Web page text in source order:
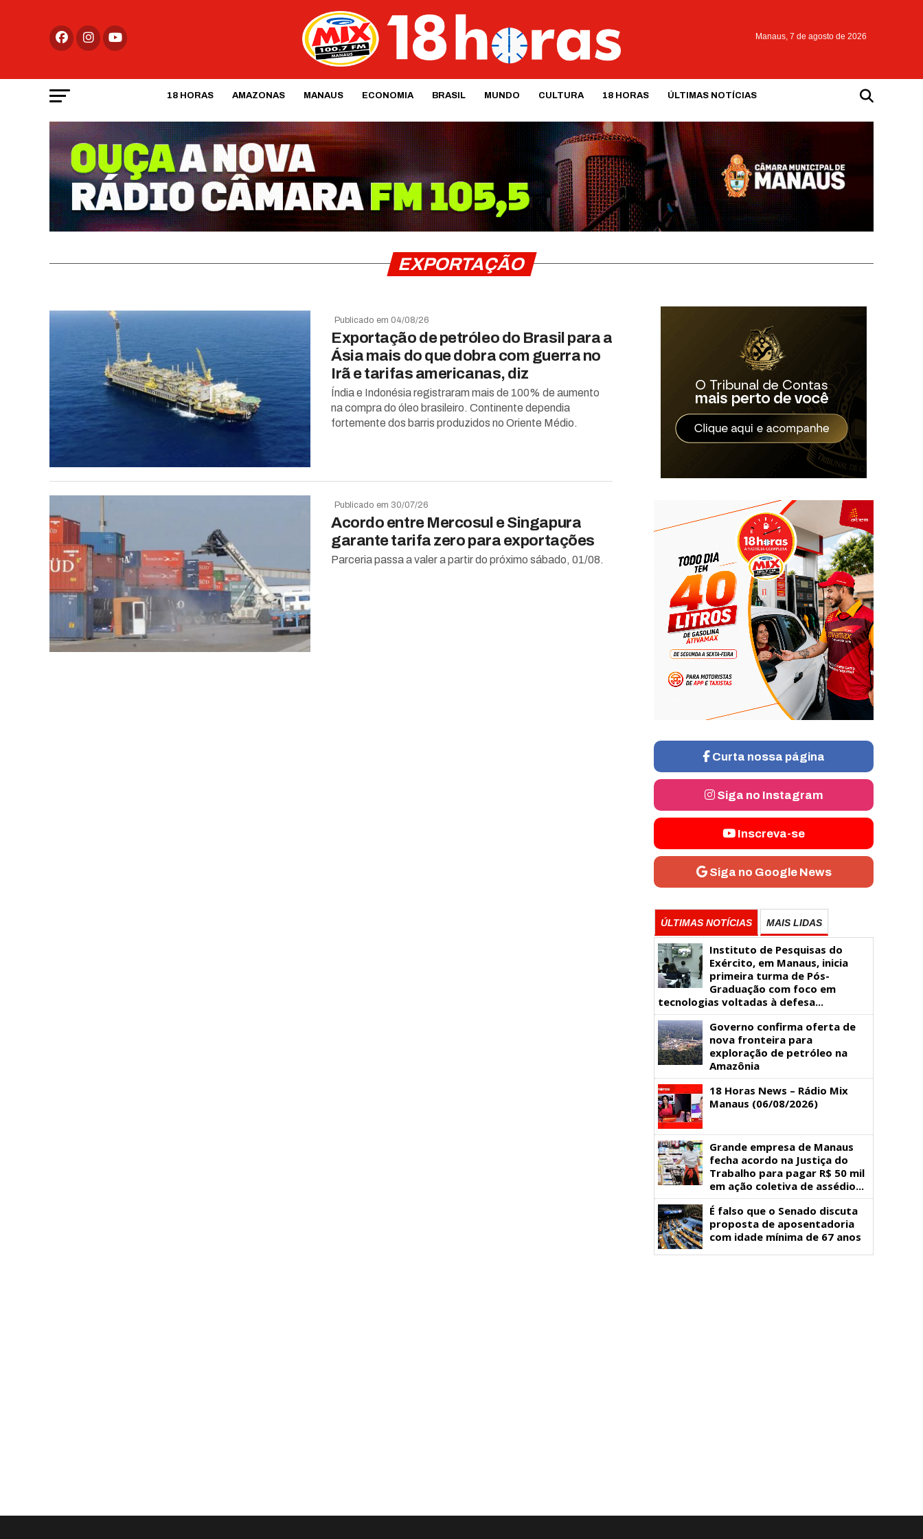
Manaus, 7 de agosto de 2026
18 HORAS AMAZONAS MANAUS ECONOMIA BRASIL MUNDO CULTURA 18 HORAS ÚLTIMAS NOTÍCIAS
EXPORTAÇÃO
Publicado em 04/08/26
Exportação de petróleo do Brasil para a
Ásia mais do que dobra com guerra no
Irã e tarifas americanas, diz
Índia e Indonésia registraram mais de 100% de aumento
na compra do óleo brasileiro. Continente dependia
fortemente dos barris produzidos no Oriente Médio.
Publicado em 30/07/26
Acordo entre Mercosul e Singapura
garante tarifa zero para exportações
Parceria passa a valer a partir do próximo sábado, 01/08.
Curta nossa página
Siga no Instagram
Inscreva-se
Siga no Google News
ÚLTIMAS NOTÍCIAS MAIS LIDAS
Instituto de Pesquisas do
Exército, em Manaus, inicia
primeira turma de Pós-
Graduação com foco em
tecnologias voltadas à defesa...
Governo confirma oferta de
nova fronteira para
exploração de petróleo na
Amazônia
18 Horas News​​​​​​​​​​​​ – Rádio Mix
Manaus (06/08/2026)
Grande empresa de Manaus
fecha acordo na Justiça do
Trabalho para pagar R$ 50 mil
em ação coletiva de assédio...
É falso que o Senado discuta
proposta de aposentadoria
com idade mínima de 67 anos